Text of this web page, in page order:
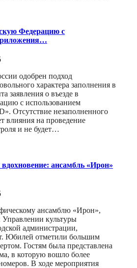
Федерацию с
одобрен подход
характера заполнения в
заявления о въезде в
с использованием
Отсутствие незаполненного
влияния на проведение
и не будет…
ансамбль «Ирон»
ансамблю «Ирон»,
культуры
администрации,
Юбилей отметили большим
Гостям была представлена
в которую вошло более
В ходе мероприятия